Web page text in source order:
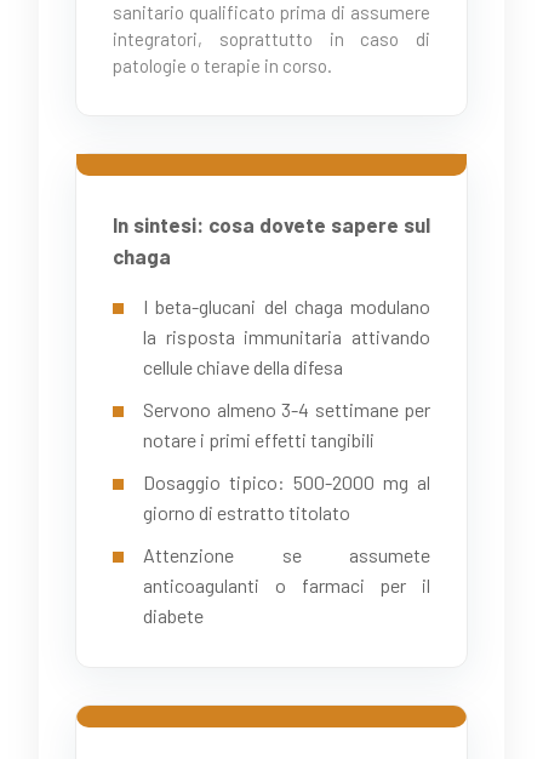
sanitario qualificato prima di assumere
integratori, soprattutto in caso di
patologie o terapie in corso.
In sintesi: cosa dovete sapere sul
chaga
I beta-glucani del chaga modulano
la risposta immunitaria attivando
cellule chiave della difesa
Servono almeno 3-4 settimane per
notare i primi effetti tangibili
Dosaggio tipico: 500-2000 mg al
giorno di estratto titolato
Attenzione se assumete
anticoagulanti o farmaci per il
diabete